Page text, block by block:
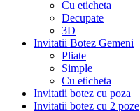
Cu eticheta
Decupate
3D
Invitatii Botez Gemeni
Pliate
Simple
Cu eticheta
Invitatii botez cu poza
Invitatii botez cu 2 poze